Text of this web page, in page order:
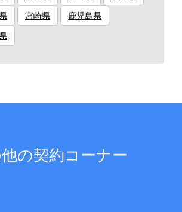
宮崎県 鹿児島県
の契約コーナー